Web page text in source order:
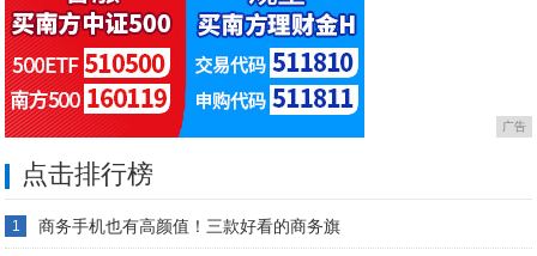
广告
点击排行榜
1 商务手机也有高颜值！三款好看的商务旗